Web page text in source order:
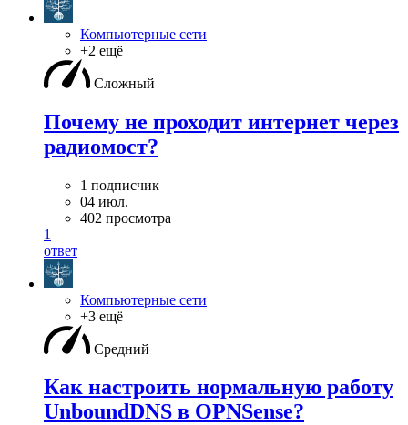
Компьютерные сети
+2 ещё
Сложный
Почему не проходит интернет через
радиомост?
1 подписчик
04 июл.
402 просмотра
1
ответ
Компьютерные сети
+3 ещё
Средний
Как настроить нормальную работу
UnboundDNS в OPNSense?